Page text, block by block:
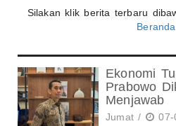
Silakan klik berita terbaru
Beranda
Ekonomi
Prabowo
Menjawab
Jumat / 07-